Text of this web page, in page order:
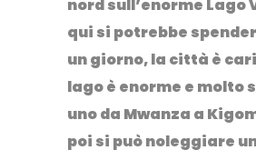
nord sull’enorme
qui si potrebbe
un giorno, la città è
lago è enorme e molto
uno da Mwanza a
poi si può noleggiare